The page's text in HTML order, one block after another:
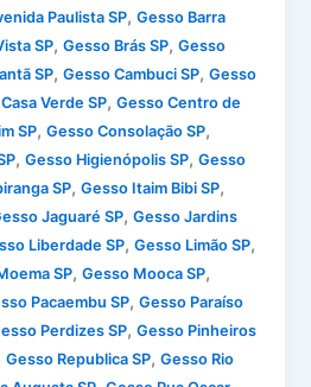
Paulista SP,Gesso Barra
SP,Gesso Brás SP,Gesso
SP,Gesso Cambuci SP,Gesso
Verde SP,Gesso Centro de
SP,Gesso Consolação SP,
,Gesso Higienópolis SP,Gesso
SP,Gesso Itaim Bibi SP,
Jaguaré SP,Gesso Jardins
Liberdade SP,Gesso Limão SP,
SP,Gesso Mooca SP,
Pacaembu SP,Gesso Paraíso
Perdizes SP,Gesso Pinheiros
Gesso Republica SP,Gesso Rio